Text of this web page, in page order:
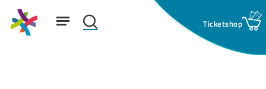
Skip
mainSuchfeld: search
Menu